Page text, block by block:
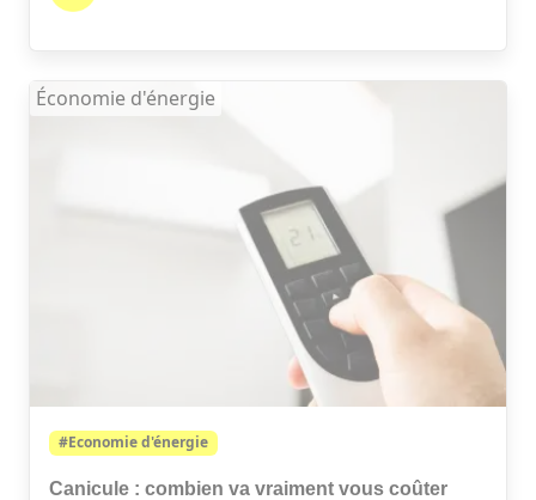
Économie d'énergie
#Economie d'énergie
Canicule : combien va vraiment vous coûter